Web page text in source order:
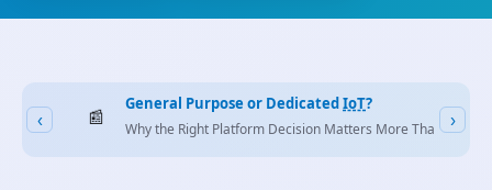
‹ 📰
General Purpose or DedicatedIoT?
Why the Right Platform Decision Matters More Than It Seems
›